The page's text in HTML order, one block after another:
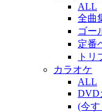
ALL
全曲
ゴー
定番
ト
カラオケ
ALL
DVD
(今す